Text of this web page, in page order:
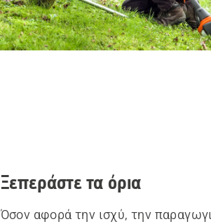
Ξεπεράστε τα όρια
Όσον αφορά την ισχύ, την